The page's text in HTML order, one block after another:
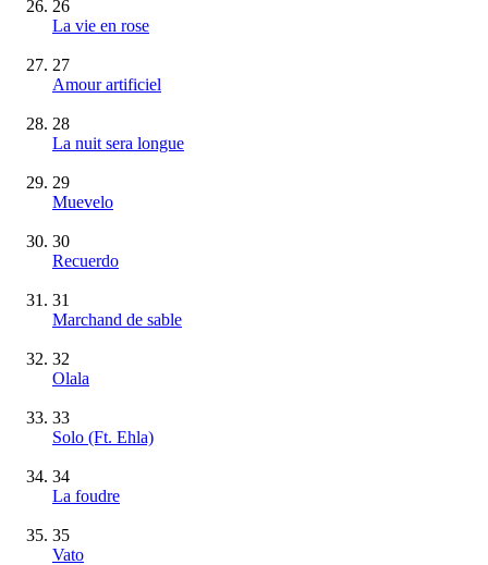
26
La vie en rose
27
Amour artificiel
28
La nuit sera longue
29
Muevelo
30
Recuerdo
31
Marchand de sable
32
Olala
33
Solo (Ft. Ehla)
34
La foudre
35
Vato